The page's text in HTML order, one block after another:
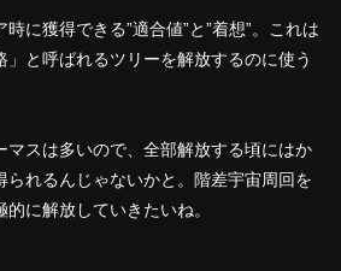
に獲得できる”適合値”と”着想”。これは
と呼ばれるツリーを解放するのに使う
スは多いので、全部解放する頃にはか
られるんじゃないかと。階差宇宙周回を
に解放していきたいね。